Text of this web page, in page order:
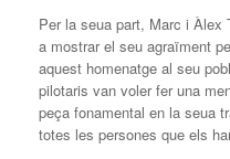
Per la seua part, Marc i Àlex
a mostrar el seu agraïment
aquest homenatge al seu
pilotaris van voler fer una
peça fonamental en la seua
totes les persones que els